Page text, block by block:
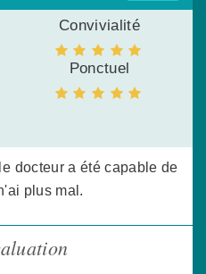
Convivialité
Ponctuel
docteur a été capable de
plus mal.